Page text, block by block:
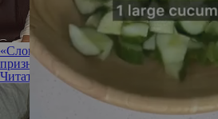
«Словно пощечина»: Виктория и
признаниями Николы Пельтц
Читать полностью